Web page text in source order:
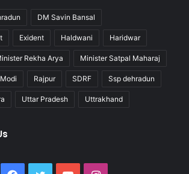
DM Savin Bansal
Exident Haldwani Haridwar
Rekha Arya Minister Satpal Maharaj
Rajpur SDRF Ssp dehradun
Uttar Pradesh Uttrakhand